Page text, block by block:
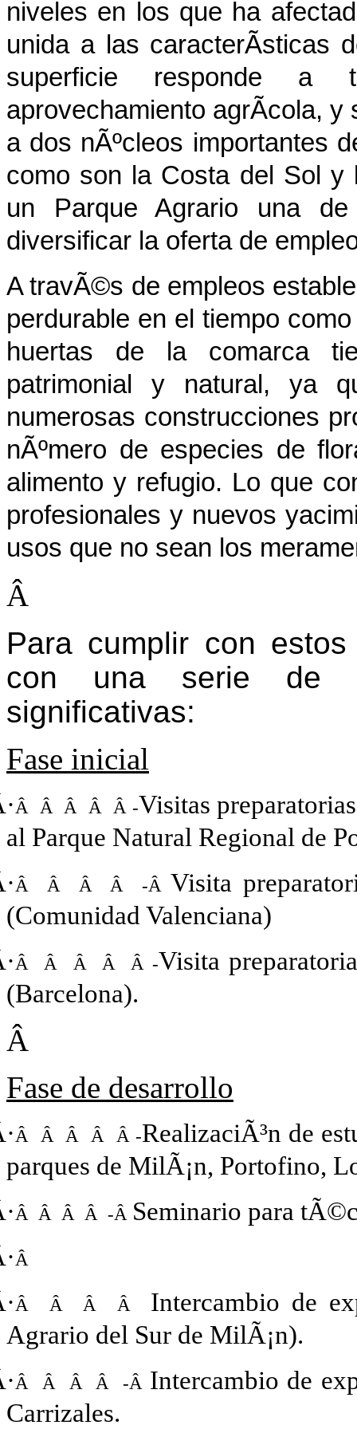
niveles en los que ha
unida a las caracterÃ­sticas
superficie responde a
aprovechamiento agrÃ­cola,
a dos nÃºcleos importantes
como son la Costa del Sol y
un Parque Agrario una
diversificar la oferta de
A travÃ©s de empleos
perdurable en el tiempo
huertas de la comarca
patrimonial y natural, ya
numerosas construcciones
nÃºmero de especies de
alimento y refugio. Lo que
profesionales y nuevos
usos que no sean los
Â
Para cumplir con
con una serie de
significativas:
Fase inicial
Â Â Â Â Â -Visitas
al Parque Natural Regional de
Â Â Â Â -Â Visita
(Comunidad Valenciana)
Â Â Â Â Â -Visita
(Barcelona).
Â
Fase de desarrollo
Â Â Â Â Â -RealizaciÃ³n de
parques de MilÃ¡n, Portofino,
Â Â Â Â -Â Seminario para
Â
Â Â Â Â Intercambio de
Agrario del Sur de MilÃ¡n).
Â Â Â Â -Â Intercambio de
Carrizales.